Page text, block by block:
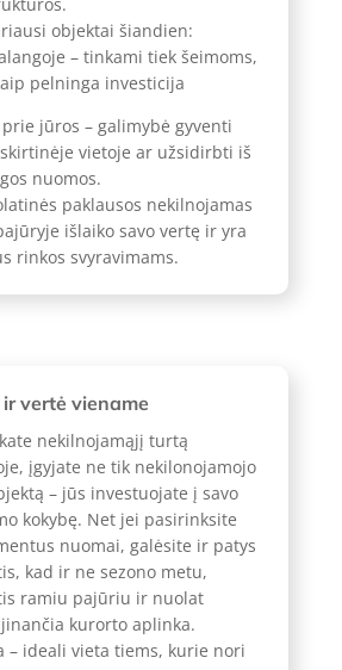
objektai šiandien:
– tinkami tiek šeimoms,
pelninga investicija
jūros – galimybė gyventi
vietoje ar užsidirbti iš
nuomos.
paklausos nekilnojamas
išlaiko savo vertę ir yra
rinkos svyravimams.
ir vertė viename
nekilnojamąjį turtą
įgyjate ne tik nekilonojamojo
– jūs investuojate į savo
kokybę. Net jei pasirinksite
nuomai, galėsite ir patys
kad ir ne sezono metu,
ramiu pajūriu ir nuolat
kurorto aplinka.
– ideali vieta tiems, kurie nori